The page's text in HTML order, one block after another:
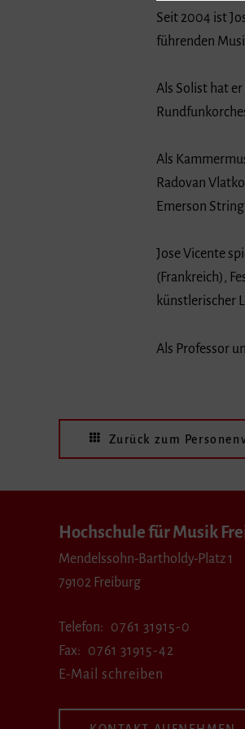
Seit 2004 ist
führenden
Als Solist hat
Als
Radovan
Emerson
Jose Vicente
(Frankreich),
künstlerischer
Als Professor
Zurück zum
Hochschule für Musik
Mendelssohn-Bartholdy-Platz 1
79102 Freiburg
Telefon
0761 31915-0
Fax
0761 31915-42
E-Mail schreiben